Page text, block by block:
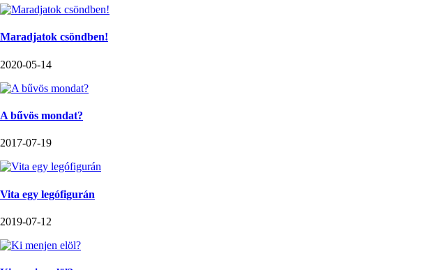
Maradjatok csöndben!
2020-05-14
A bűvös mondat?
2017-07-19
Vita egy legófigurán
2019-07-12